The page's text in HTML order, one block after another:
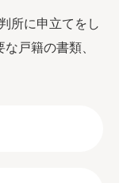
所に申立てをし
戸籍の書類、